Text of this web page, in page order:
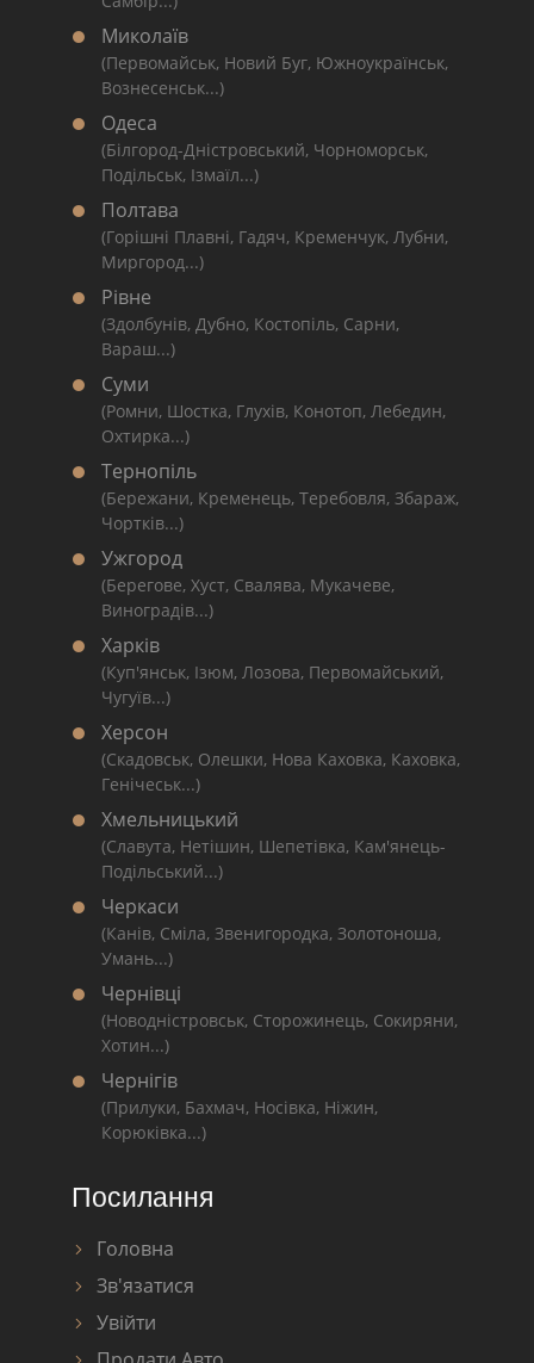
Миколаїв
(Первомайськ, Новий Буг, Южноукраїнськ,
Вознесенськ...)
Одеса
(Білгород-Дністровський, Чорноморськ,
Подільськ, Ізмаїл...)
Полтава
(Горішні Плавні, Гадяч, Кременчук, Лубни,
Миргород...)
Рівне
(Здолбунів, Дубно, Костопіль, Сарни,
Вараш...)
Суми
(Ромни, Шостка, Глухів, Конотоп, Лебедин,
Охтирка...)
Тернопіль
(Бережани, Кременець, Теребовля, Збараж,
Чортків...)
Ужгород
(Берегове, Хуст, Свалява, Мукачеве,
Виноградів...)
Харків
(Куп'янськ, Ізюм, Лозова, Первомайський,
Чугуїв...)
Херсон
(Скадовськ, Олешки, Нова Каховка, Каховка,
Генічеськ...)
Хмельницький
(Славута, Нетішин, Шепетівка, Кам'янець-
Подільський...)
Черкаси
(Канів, Сміла, Звенигородка, Золотоноша,
Умань...)
Чернівці
(Новодністровськ, Сторожинець, Сокиряни,
Хотин...)
Чернігів
(Прилуки, Бахмач, Носівка, Ніжин,
Корюківка...)
Посилання
Головна
Зв'язатися
Увійти